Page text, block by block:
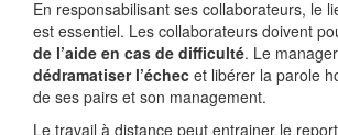
En responsabilisant ses collaborateurs, le
est essentiel. Les collaborateurs doivent
de l’aide en cas de difficulté. Le
dédramatiser l’échec et libérer la parole
de ses pairs et son management.
Le travail à distance peut entrainer le